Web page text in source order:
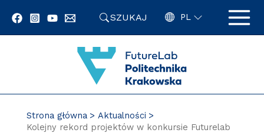
SZUKAJ PL
Strona główna
Aktualności
Kolejny rekord projektów w konkursie Futurelab